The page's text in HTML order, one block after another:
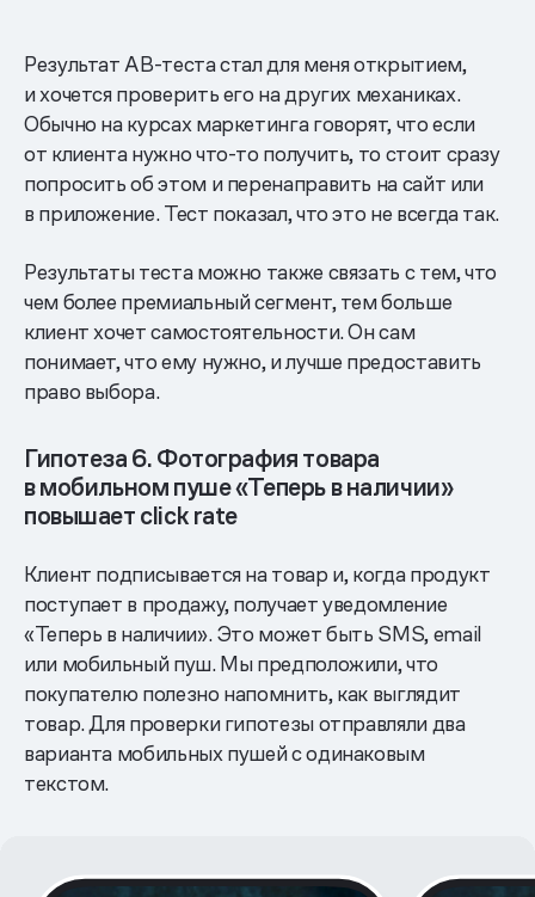
Результат AB-теста стал для меня открытием,
и хочется проверить его на других механиках.
Обычно на курсах маркетинга говорят, что если
от клиента нужно что-то получить, то стоит сразу
попросить об этом и перенаправить на сайт или
в приложение. Тест показал, что это не всегда так.
Результаты теста можно также связать с тем, что
чем более премиальный сегмент, тем больше
клиент хочет самостоятельности. Он сам
понимает, что ему нужно, и лучше предоставить
право выбора.
Гипотеза 6. Фотография товара
в мобильном пуше «Теперь в наличии»
повышает click rate
Клиент подписывается на товар и, когда продукт
поступает в продажу, получает уведомление
«Теперь в наличии». Это может быть SMS, email
или мобильный пуш. Мы предположили, что
покупателю полезно напомнить, как выглядит
товар. Для проверки гипотезы отправляли два
варианта мобильных пушей с одинаковым
текстом.